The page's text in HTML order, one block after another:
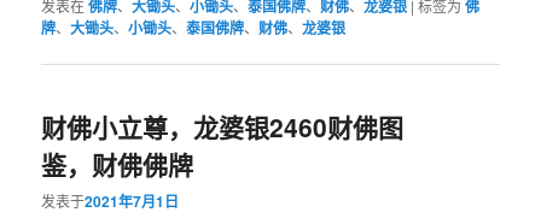
发表在佛牌、大锄头、小锄头、泰国佛牌、 财佛、龙婆银 |标签为 佛
牌、大锄头、小锄头、泰国佛牌、 财佛、龙婆银
财佛小立尊，龙婆银2460财佛图
鉴，财佛佛牌
发表于2021年7月1日